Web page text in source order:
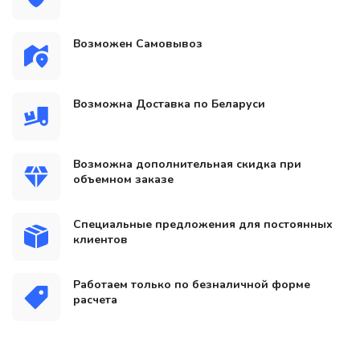
Возможен Самовывоз
Возможна Доставка по Беларуси
Возможна дополнительная скидка при
объемном заказе
Специальные предложения для постоянных
клиентов
Работаем только по безналичной форме
расчета